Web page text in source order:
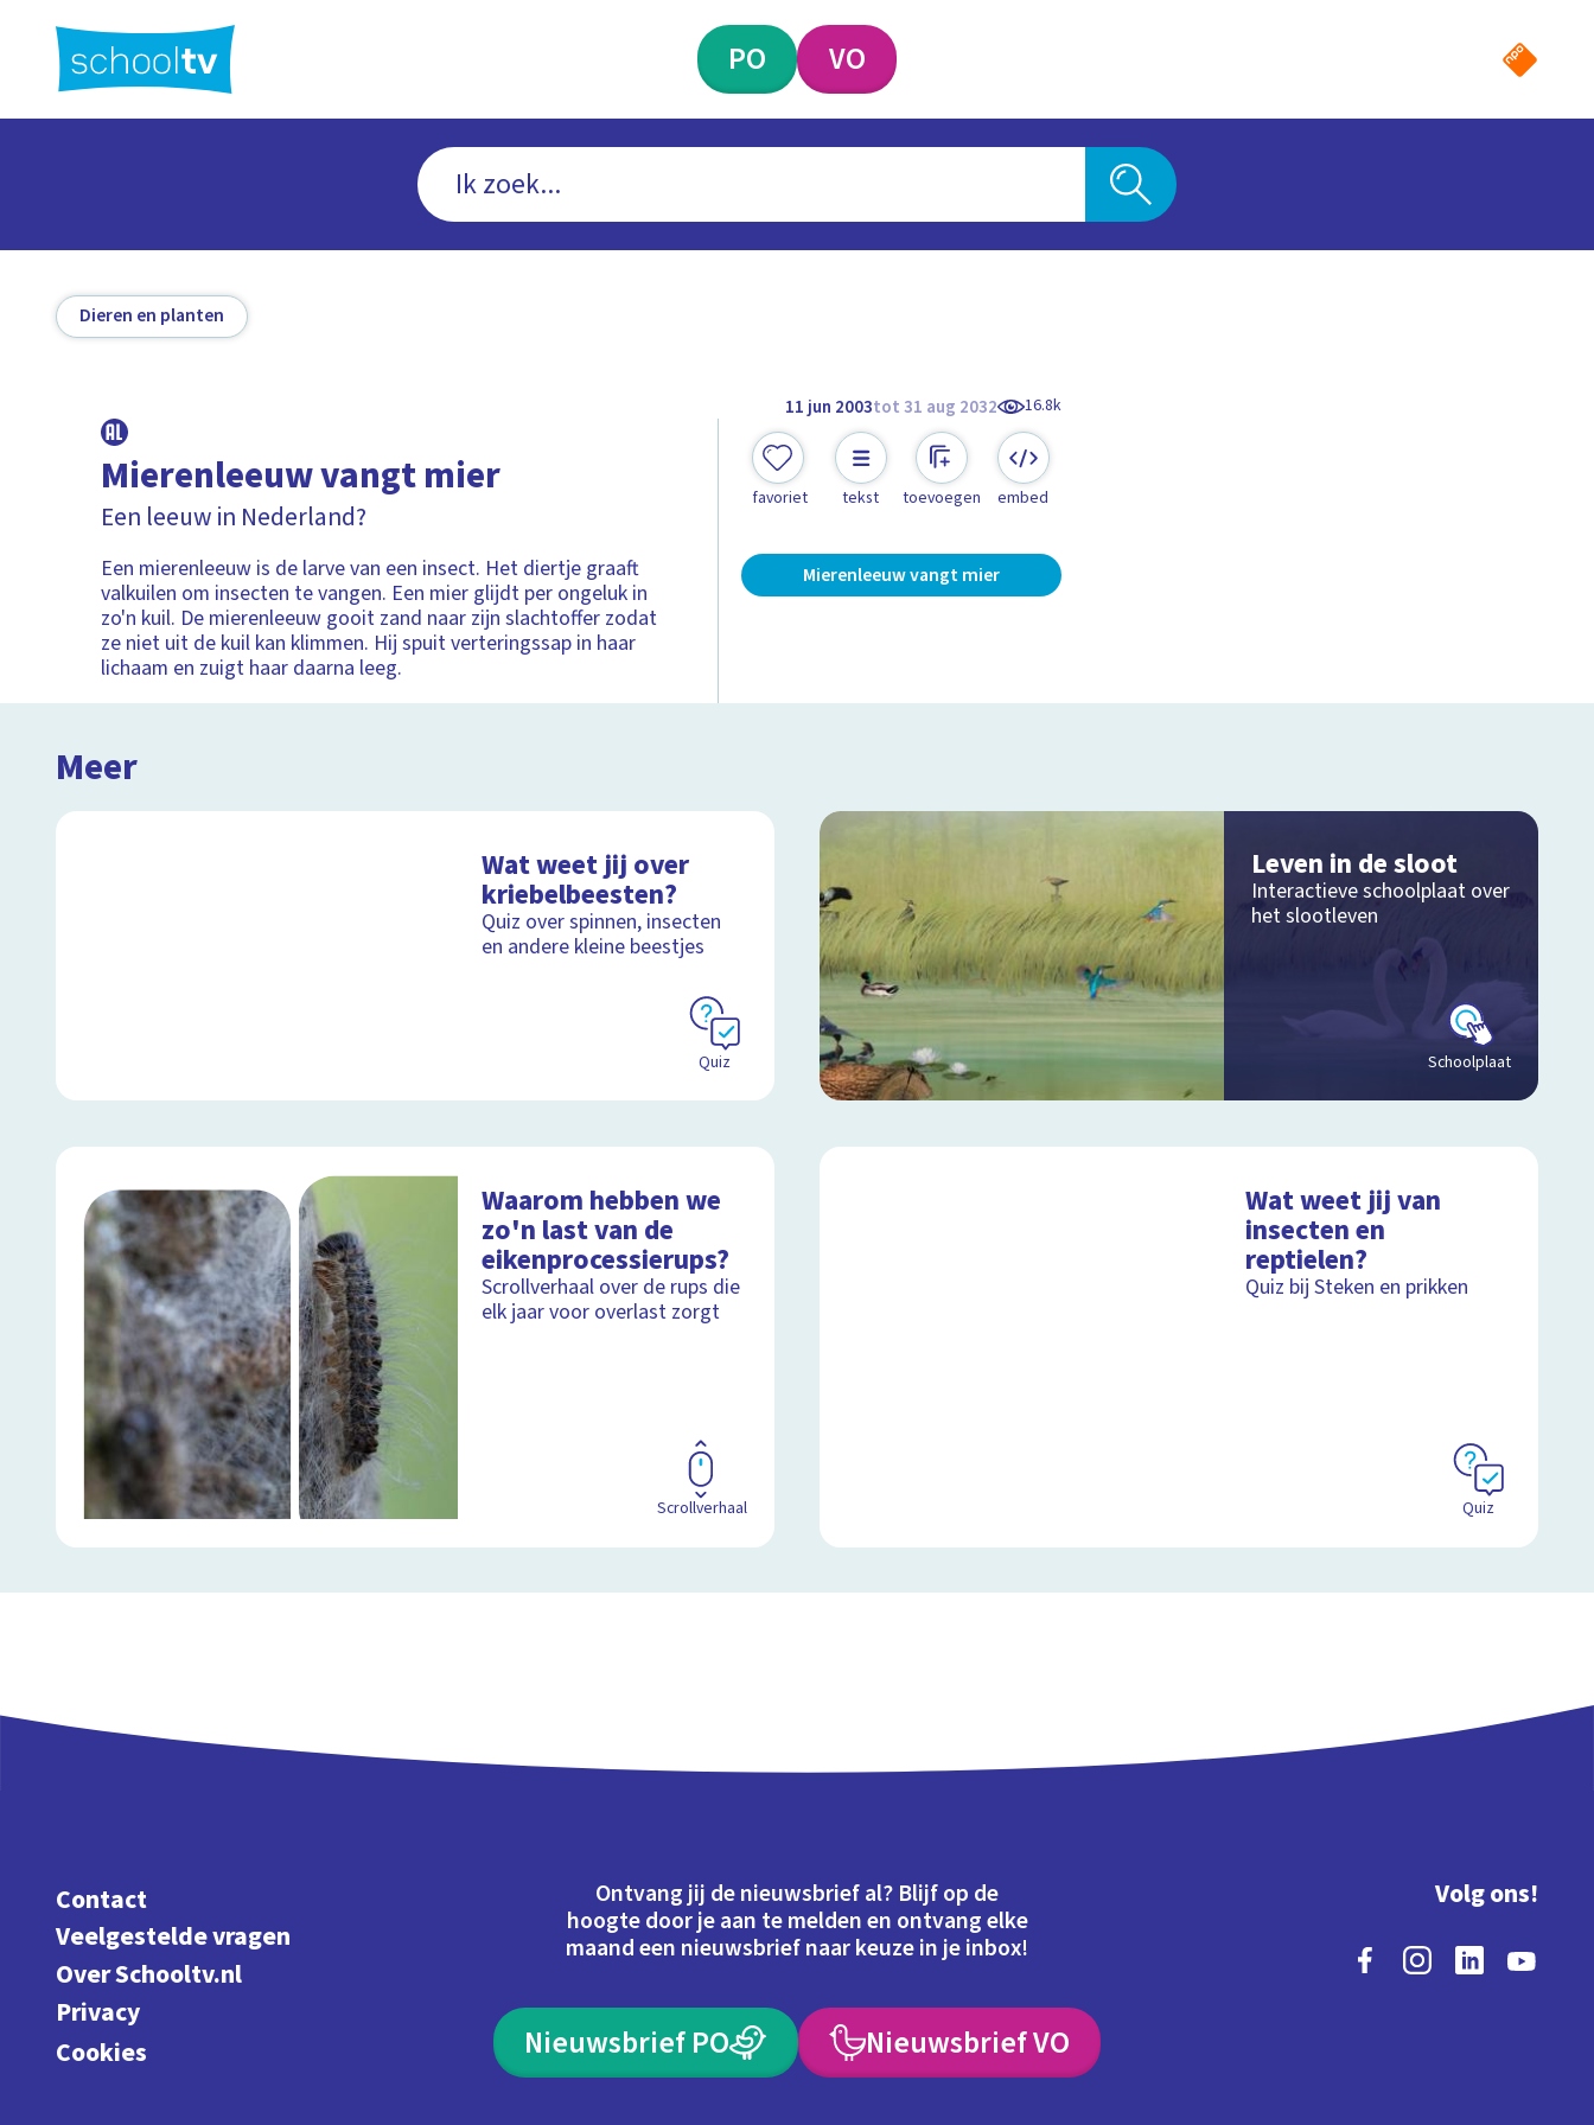
hoofdinhoud
PO VO
Dieren en planten
11 jun 2003tot 31 aug 2032 16.8k
Mierenleeuw vangt mier
Een leeuw in Nederland?
Een mierenleeuw is de larve van een insect. Het diertje graaft
valkuilen om insecten te vangen. Een mier glijdt per ongeluk in
zo'n kuil. De mierenleeuw gooit zand naar zijn slachtoffer zodat
ze niet uit de kuil kan klimmen. Hij spuit verteringssap in haar
lichaam en zuigt haar daarna leeg.
favoriet tekst toevoegen embed
Mierenleeuw vangt mier
Meer
Wat weet jij over
kriebelbeesten?
Quiz over spinnen, insecten
en andere kleine beestjes
Quiz
Leven in de sloot
Interactieve schoolplaat over
het slootleven
Schoolplaat
Waarom hebben we
zo'n last van de
eikenprocessierups?
Scrollverhaal over de rups die
elk jaar voor overlast zorgt
Scrollverhaal
Wat weet jij van
insecten en
reptielen?
Quiz bij Steken en prikken
Quiz
Contact
Veelgestelde vragen
Over Schooltv.nl
Privacy
Cookies
Ontvang jij de nieuwsbrief al? Blijf op de
hoogte door je aan te melden en ontvang elke
maand een nieuwsbrief naar keuze in je inbox!
Nieuwsbrief PO Nieuwsbrief VO
Volg ons!